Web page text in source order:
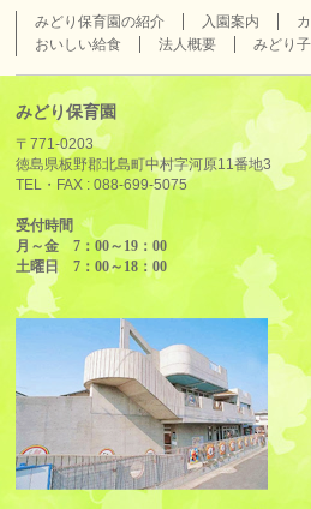
みどり保育園の紹介 入園案内
おいしい給食
法人概要 みどり
みどり保育園
〒771-0203
徳島県板野郡北島町中村字河原11番地3
TEL・FAX :088-699-5075
受付時間
月～金 7：00～19：00
土曜日 7：00～18：00